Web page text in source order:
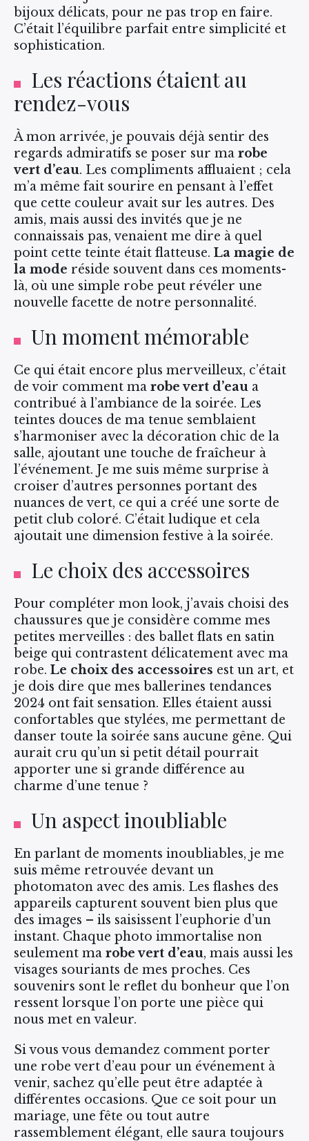
bijoux délicats, pour ne pas trop en faire.
C’était l’équilibre parfait entre simplicité et
sophistication.
Les réactions étaient au
rendez-vous
À mon arrivée, je pouvais déjà sentir des
regards admiratifs se poser sur ma robe
vert d’eau. Les compliments affluaient ; cela
m’a même fait sourire en pensant à l’effet
que cette couleur avait sur les autres. Des
amis, mais aussi des invités que je ne
connaissais pas, venaient me dire à quel
point cette teinte était flatteuse. La magie de
la mode réside souvent dans ces moments-
là, où une simple robe peut révéler une
nouvelle facette de notre personnalité.
Un moment mémorable
Ce qui était encore plus merveilleux, c’était
de voir comment ma robe vert d’eau a
contribué à l’ambiance de la soirée. Les
teintes douces de ma tenue semblaient
s’harmoniser avec la décoration chic de la
salle, ajoutant une touche de fraîcheur à
l’événement. Je me suis même surprise à
croiser d’autres personnes portant des
nuances de vert, ce qui a créé une sorte de
petit club coloré. C’était ludique et cela
ajoutait une dimension festive à la soirée.
Le choix des accessoires
Pour compléter mon look, j’avais choisi des
chaussures que je considère comme mes
petites merveilles : des ballet flats en satin
beige qui contrastent délicatement avec ma
robe. Le choix des accessoires est un art, et
je dois dire que mes ballerines tendances
2024 ont fait sensation. Elles étaient aussi
confortables que stylées, me permettant de
danser toute la soirée sans aucune gêne. Qui
aurait cru qu’un si petit détail pourrait
apporter une si grande différence au
charme d’une tenue ?
Un aspect inoubliable
En parlant de moments inoubliables, je me
suis même retrouvée devant un
photomaton avec des amis. Les flashes des
appareils capturent souvent bien plus que
des images – ils saisissent l’euphorie d’un
instant. Chaque photo immortalise non
seulement ma robe vert d’eau, mais aussi les
visages souriants de mes proches. Ces
souvenirs sont le reflet du bonheur que l’on
ressent lorsque l’on porte une pièce qui
nous met en valeur.
Si vous vous demandez comment porter
une robe vert d’eau pour un événement à
venir, sachez qu’elle peut être adaptée à
différentes occasions. Que ce soit pour un
mariage, une fête ou tout autre
rassemblement élégant, elle saura toujours